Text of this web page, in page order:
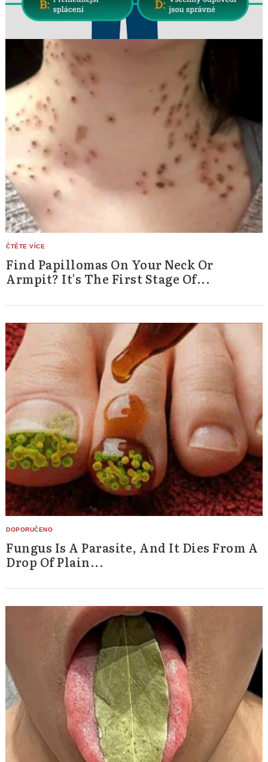
Find Papillomas On Your Neck Or
Armpit? It's The First Stage Of...
Fungus Is A Parasite, And It Dies From A
Drop Of Plain...